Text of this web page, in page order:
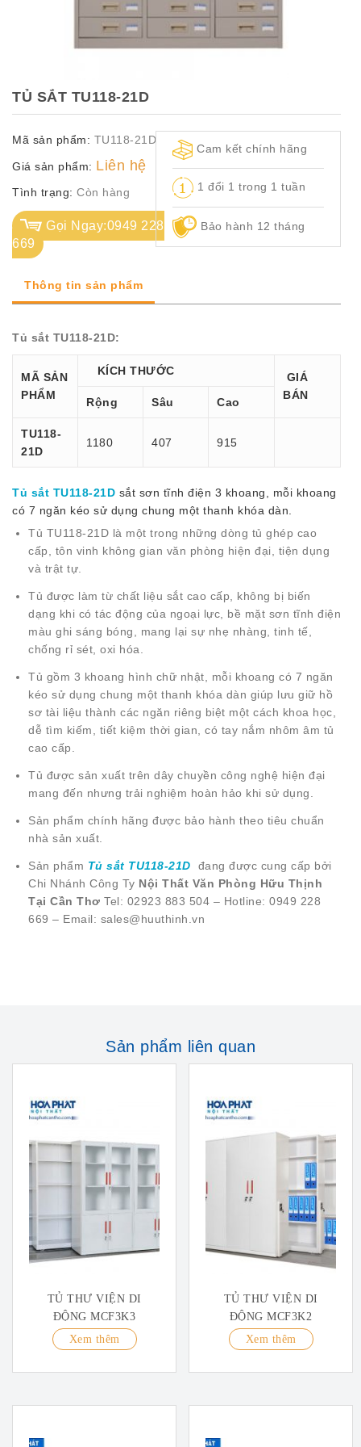
MÃ
CH.
SÁCH
Q.
ĐỊNH
TỦ SẮT TU118-21D
Mã sản phẩm: TU118-21D
Giá sản phẩm: Liên hệ
Tình trạng: Còn hàng
Gọi Ngay:0949 228
669
Cam kết chính hãng
1 đổi 1 trong 1 tuần
Bảo hành 12 tháng
Thông tin sản phẩm
Tủ sắt TU118-21D:
MÃ SẢN
PHẨM
KÍCH THƯỚC
GIÁ
BÁN
Rộng Sâu Cao
TU118-
21D
1180 407 915
Tủ sắt TU118-21D sắt sơn tĩnh điện 3 khoang, mỗi khoang
có 7 ngăn kéo sử dụng chung một thanh khóa dàn.
Tủ TU118-21D là một trong những dòng tủ ghép cao
cấp, tôn vinh không gian văn phòng hiện đại, tiện dụng
và trật tự.
Tủ được làm từ chất liệu sắt cao cấp, không bị biến
dạng khi có tác động của ngoại lực, bề mặt sơn tĩnh điện
màu ghi sáng bóng, mang lại sự nhẹ nhàng, tinh tế,
chống rỉ sét, oxi hóa.
Tủ gồm 3 khoang hình chữ nhật, mỗi khoang có 7 ngăn
kéo sử dụng chung một thanh khóa dàn giúp lưu giữ hồ
sơ tài liệu thành các ngăn riêng biệt một cách khoa học,
dễ tìm kiếm, tiết kiệm thời gian, có tay nắm nhôm âm tủ
cao cấp.
Tủ được sản xuất trên dây chuyền công nghệ hiện đại
mang đến nhưng trải nghiệm hoàn hảo khi sử dụng.
Sản phẩm chính hãng được bảo hành theo tiêu chuẩn
nhà sản xuất.
Sản phẩm Tủ sắt TU118-21D đang được cung cấp bởi
Chi Nhánh Công Ty Nội Thất Văn Phòng Hữu Thịnh
Tại Cần Thơ Tel: 02923 883 504 – Hotline: 0949 228
669 – Email: sales@huuthinh.vn
Sản phẩm liên quan
TỦ THƯ VIỆN DI
ĐỘNG MCF3K3
Xem thêm
TỦ THƯ VIỆN DI
ĐỘNG MCF3K2
Xem thêm